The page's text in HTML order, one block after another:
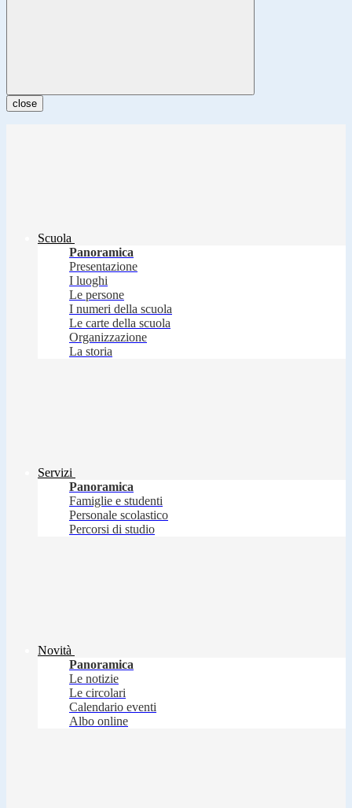
close
Scuola
Panoramica
Presentazione
I luoghi
Le persone
I numeri della scuola
Le carte della scuola
Organizzazione
La storia
Servizi
Panoramica
Famiglie e studenti
Personale scolastico
Percorsi di studio
Novità
Panoramica
Le notizie
Le circolari
Calendario eventi
Albo online